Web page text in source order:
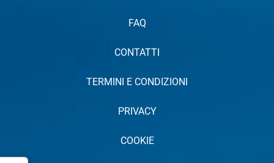
FAQ
CONTATTI
TERMINI E CONDIZIONI
PRIVACY
COOKIE